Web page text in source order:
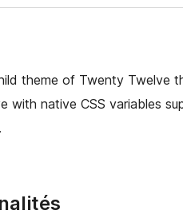
theme of Twenty Twelve
with native CSS variables